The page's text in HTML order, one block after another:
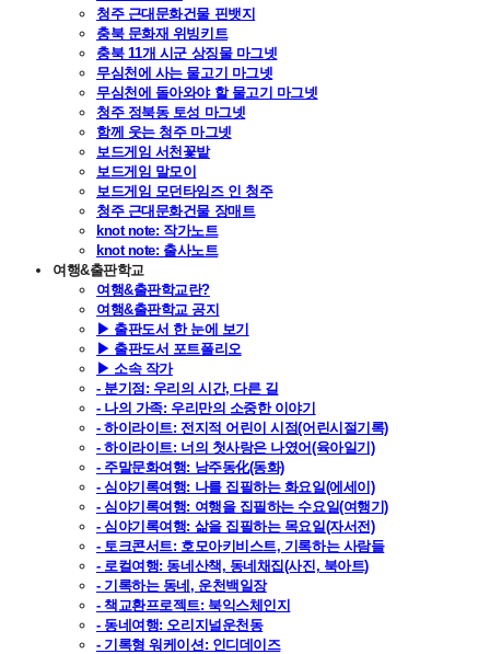
청주 근대문화건물 핀뱃지
충북 문화재 위빙키트
충북 11개 시군 상징물 마그넷
무심천에 사는 물고기 마그넷
무심천에 돌아와야 할 물고기 마그넷
청주 정북동 토성 마그넷
함께 웃는 청주 마그넷
보드게임 서천꽃밭
보드게임 말모이
보드게임 모던타임즈 인 청주
청주 근대문화건물 장매트
knot note: 작가노트
knot note: 출사노트
여행&출판학교
여행&출판학교란?
여행&출판학교 공지
▶ 출판도서 한 눈에 보기
▶ 출판도서 포트폴리오
▶ 소속 작가
- 분기점: 우리의 시간, 다른 길
- 나의 가족: 우리만의 소중한 이야기
- 하이라이트: 전지적 어린이 시점(어린시절기록)
- 하이라이트: 너의 첫사랑은 나였어(육아일기)
- 주말문화여행: 남주동化(동화)
- 심야기록여행: 나를 집필하는 화요일(에세이)
- 심야기록여행: 여행을 집필하는 수요일(여행기)
- 심야기록여행: 삶을 집필하는 목요일(자서전)
- 토크콘서트: 호모아키비스트, 기록하는 사람들
- 로컬여행: 동네산책, 동네채집(사진, 북아트)
- 기록하는 동네, 운천백일장
- 책교환프로젝트: 북익스체인지
- 동네여행: 오리지널운천동
- 기록형 워케이션: 인디데이즈